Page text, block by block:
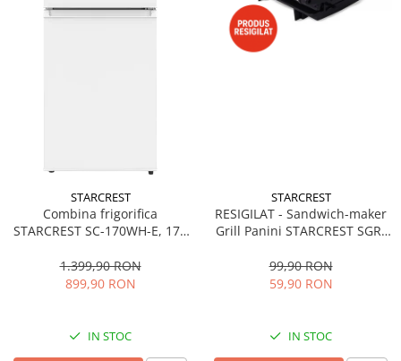
STARCREST
Combina frigorifica
STARCREST SC-170WH-E, 170
Termostat reglabil, Iluminare
LED, Picioare ajustabile, Usi
1.399,90 RON
899,90 RON
IN STOC
STARCREST
RESIGILAT - Sandwich-maker
Grill Panini STARCREST SGR-
nonaderente, Deschidere
180°, Suprafata de gatire 23 x
99,90 RON
59,90 RON
IN STOC